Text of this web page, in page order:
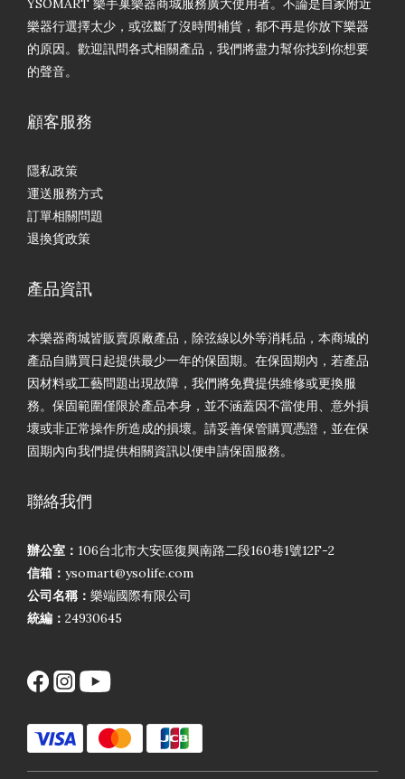
YSOMART 樂手巢樂器商城服務廣大使用者。不論是自家附近
樂器行選擇太少，或弦斷了沒時間補貨，都不再是你放下樂器
的原因。歡迎訊問各式相關產品，我們將盡力幫你找到你想要
的聲音。
顧客服務
隱私政策
運送服務方式
訂單相關問題
退換貨政策
產品資訊
本樂器商城皆販賣原廠產品，除弦線以外等消耗品，本商城的
產品自購買日起提供最少一年的保固期。在保固期內，若產品
因材料或工藝問題出現故障，我們將免費提供維修或更換服
務。保固範圍僅限於產品本身，並不涵蓋因不當使用、意外損
壞或非正常操作所造成的損壞。請妥善保管購買憑證，並在保
固期內向我們提供相關資訊以便申請保固服務。
聯絡我們
辦公室： 106台北市大安區復興南路二段160巷1號12F-2
信箱： ysomart@ysolife.com
公司名稱： 樂端國際有限公司
統編： 24930645